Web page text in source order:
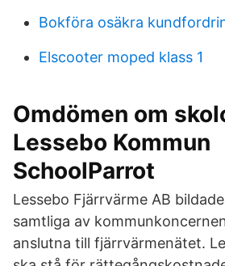
Bokföra osäkra
Elscooter moped klass 1
Omdömen om
Lessebo Kommun
SchoolParrot
Lessebo Fjärrvärme AB
samtliga av
anslutna till fjärrvärmenätet.